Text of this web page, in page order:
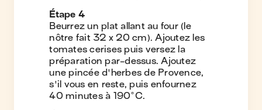
Étape 4
Beurrez un plat allant au four (le
nôtre fait 32 x 20 cm). Ajoutez les
tomates cerises puis versez la
préparation par-dessus. Ajoutez
une pincée d'herbes de Provence,
s'il vous en reste, puis enfournez
40 minutes à 190°C.